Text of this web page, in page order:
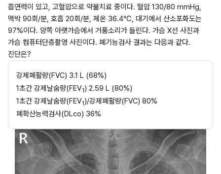
흡연력이 있고, 고혈압으로 약물치료 중이다. 혈압 130/80 mmHg,
맥박 90회/분, 호흡 20회/분, 체온 36.4℃, 대기에서 산소포화도는
97%이다. 양쪽 아랫가슴에서 거품소리가 들린다. 가슴 X선 사진과
가슴 컴퓨터단층촬영 사진이다. 폐기능검사 결과는 다음과 같다.
진단은?
강제폐활량(FVC) 3.1 L (68%)
1초간 강제날숨량(FEV1) 2.59 L (80%)
1초간 강제날숨량(FEV1)/강제폐활량(FVC) 80%
폐확산능력검사(DLco) 36%